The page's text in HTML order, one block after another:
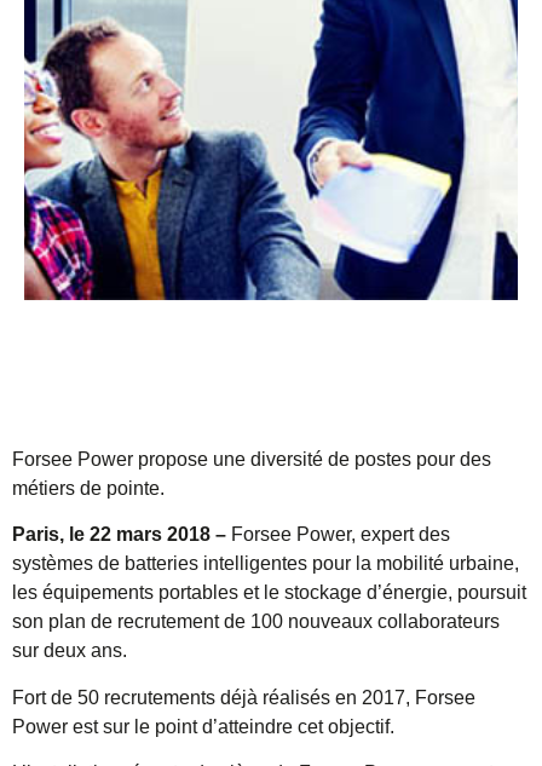
Forsee Power propose une diversité de postes pour des
métiers de pointe.
Paris, le 22 mars 2018 – Forsee Power, expert des
systèmes de batteries intelligentes pour la mobilité urbaine,
les équipements portables et le stockage d’énergie, poursuit
son plan de recrutement de 100 nouveaux collaborateurs
sur deux ans.
Fort de 50 recrutements déjà réalisés en 2017, Forsee
Power est sur le point d’atteindre cet objectif.